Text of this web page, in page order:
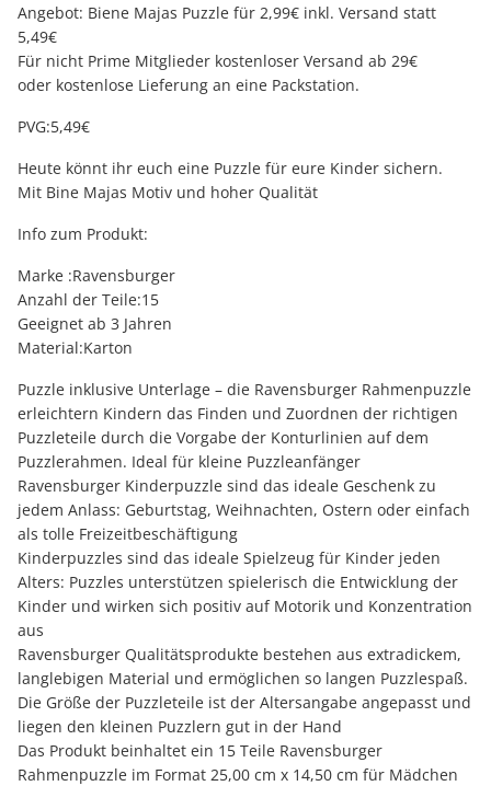
Angebot: Biene Majas Puzzle für 2,99€ inkl. Versand statt
5,49€
Für nicht Prime Mitglieder kostenloser Versand ab 29€
oder kostenlose Lieferung an eine Packstation.
PVG:5,49€
Heute könnt ihr euch eine Puzzle für eure Kinder sichern.
Mit Bine Majas Motiv und hoher Qualität
Info zum Produkt:
Marke :Ravensburger
Anzahl der Teile:15
Geeignet ab 3 Jahren
Material:Karton
Puzzle inklusive Unterlage – die Ravensburger Rahmenpuzzle
erleichtern Kindern das Finden und Zuordnen der richtigen
Puzzleteile durch die Vorgabe der Konturlinien auf dem
Puzzlerahmen. Ideal für kleine Puzzleanfänger
Ravensburger Kinderpuzzle sind das ideale Geschenk zu
jedem Anlass: Geburtstag, Weihnachten, Ostern oder einfach
als tolle Freizeitbeschäftigung
Kinderpuzzles sind das ideale Spielzeug für Kinder jeden
Alters: Puzzles unterstützen spielerisch die Entwicklung der
Kinder und wirken sich positiv auf Motorik und Konzentration
aus
Ravensburger Qualitätsprodukte bestehen aus extradickem,
langlebigen Material und ermöglichen so langen Puzzlespaß.
Die Größe der Puzzleteile ist der Altersangabe angepasst und
liegen den kleinen Puzzlern gut in der Hand
Das Produkt beinhaltet ein 15 Teile Ravensburger
Rahmenpuzzle im Format 25,00 cm x 14,50 cm für Mädchen